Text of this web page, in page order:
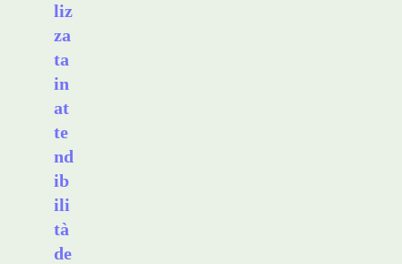
liz
za
ta
in
at
te
nd
ib
ili
tà
de